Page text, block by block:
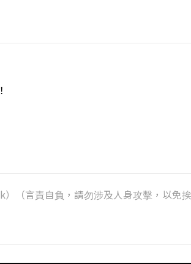
）（言責自負，請勿涉及人身攻擊，以免挨